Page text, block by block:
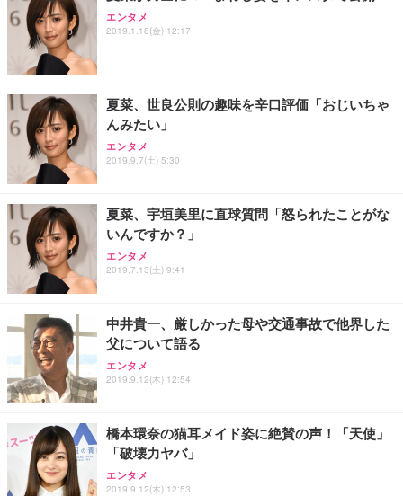
ANDWINT オフィスチェア デスクチェア 肘なし メ
ッシュ 通気性 ランバーサポート付き 腰サポート ガ
【MiniLED/24.5inch/280Hz/FHD】GRAPHT THE S
HOOTER Gaming Monitor 24” Essential ゲーミン
アイリスオーヤマ ペットシーツ 超厚型 お徳用 レギ
エンタメ
2019.1.18(金) 12:17
夏菜、世良公則の趣味を辛口評価「おじいちゃ
んみたい」
エンタメ
2019.9.7(土) 5:30
夏菜、宇垣美里に直球質問「怒られたことがな
いんですか？」
エンタメ
2019.7.13(土) 9:41
中井貴一、厳しかった母や交通事故で他界した
父について語る
エンタメ
2019.9.12(木) 12:54
橋本環奈の猫耳メイド姿に絶賛の声！「天使」
「破壊力ヤバ」
エンタメ
2019.9.12(木) 12:53